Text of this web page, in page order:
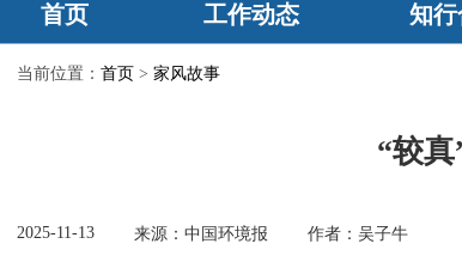
首页 工作动态 知
当前位置： 首页 > 家风故事
“较
2025-11-13 来源：中国环境报 作者：吴子牛